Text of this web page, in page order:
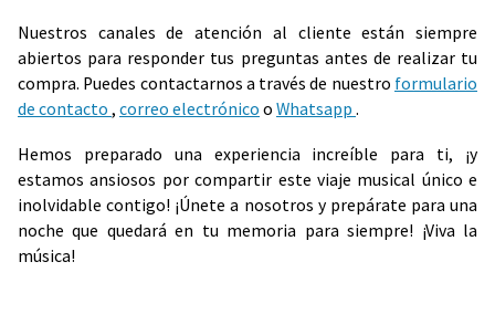
Nuestros canales de atención al cliente están siempre
abiertos para responder tus preguntas antes de realizar tu
compra. Puedes contactarnos a través de nuestro formulario
de contacto , correo electrónico o Whatsapp .
Hemos preparado una experiencia increíble para ti, ¡y
estamos ansiosos por compartir este viaje musical único e
inolvidable contigo! ¡Únete a nosotros y prepárate para una
noche que quedará en tu memoria para siempre! ¡Viva la
música!